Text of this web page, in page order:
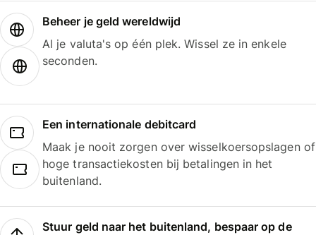
Beheer je geld wereldwijd
Al je valuta's op één plek. Wissel ze in enkele
seconden.
Een internationale debitcard
Maak je nooit zorgen over wisselkoersopslagen of
hoge transactiekosten bij betalingen in het
buitenland.
Stuur geld naar het buitenland, bespaar op de